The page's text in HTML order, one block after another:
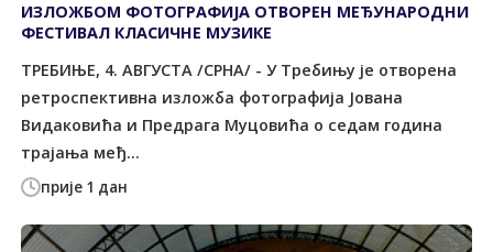
прије 1 дан
ИЗЛОЖБОМ ФОТОГРАФИЈА ОТВОРЕН МЕЂУНАРОДНИ
ФЕСТИВАЛ КЛАСИЧНЕ МУЗИКЕ
TРЕБИЊЕ, 4. АВГУСTА /СРНА/ - У Требињу је отворена
ретроспективна изложба фотографија Јована
Видаковића и Предрага Муцовића о седам година
трајања међ...